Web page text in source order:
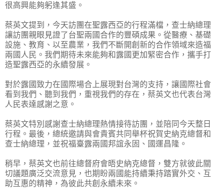
很高興能夠躬逢其盛。
蔡英文提到，今天訪團在聖露西亞的行程滿檔，查士納總理
讓訪團親眼見證了台聖兩國合作的豐碩成果。從醫療、基礎
設施、教育、以至農業，我們不斷開創新的合作領域來造福
兩國人民。我們期待未來能夠和露國更加緊密合作，攜手打
造聖露西亞的永續發展。
對於露國致力在國際場合上展現對台灣的支持，讓國際社會
看到我們、聽到我們，重視我們的存在，蔡英文也代表台灣
人民表達感謝之意。
蔡英文特別感謝查士納總理熱情接待訪團，並陪同今天整日
行程。最後，總統邀請與會貴賓共同舉杯祝賀史納克總督和
查士納總理，並祝福臺露兩國邦誼永固、國運昌隆。
稍早，蔡英文也前往總督府會晤史納克總督，雙方就彼此關
切議題廣泛交流意見，也期盼兩國能持續秉持踏實外交、互
助互惠的精神，為彼此共創永續未來。